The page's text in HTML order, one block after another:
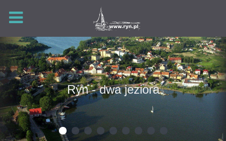
Ryn - dwa jeziora